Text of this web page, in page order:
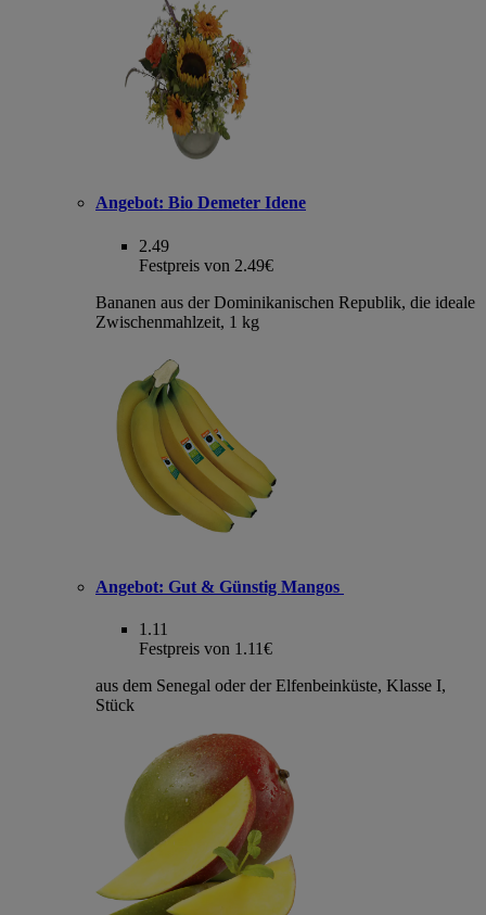
Angebot: Bio Demeter Idene
2.49
Festpreis von 2.49€
Bananen aus der Dominikanischen Republik, die ideale
Zwischenmahlzeit, 1 kg
Angebot: Gut & Günstig Mangos
1.11
Festpreis von 1.11€
aus dem Senegal oder der Elfenbeinküste, Klasse I,
Stück